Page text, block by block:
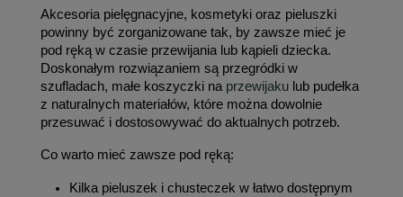
Akcesoria pielęgnacyjne, kosmetyki oraz pieluszki
powinny być zorganizowane tak, by zawsze mieć je
pod ręką w czasie przewijania lub kąpieli dziecka.
Doskonałym rozwiązaniem są przegródki w
szufladach, małe koszyczki na przewijaku lub pudełka
z naturalnych materiałów, które można dowolnie
przesuwać i dostosowywać do aktualnych potrzeb.
Co warto mieć zawsze pod ręką:
Kilka pieluszek i chusteczek w łatwo dostępnym